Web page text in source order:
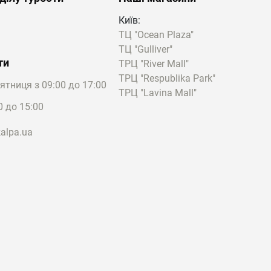
спеціального
безліч варіантів,
або на кнопки,
якість фурнітури.
моделях. Аматоркам
фіолетовому
Це
з 09:00 до 17:00
до 15:00
Київ:
ТЦ "Ocean Plaza"
ТЦ "Gulliver"
ТРЦ "River Mall"
ТРЦ "Respublika Park"
ТРЦ "Lavina Mall"